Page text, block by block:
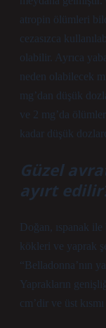
atropin ölümleri
cezasızca
olabilir. Ayrıca
neden olabilecek
mg’dan düşük
ve 2 mg’da
kadar düşük
Güzel
ayırt
Doğan, ıspanak
kökleri ve yaprak
“Belladonna’nın
Yaprakların
cm’dir ve üst